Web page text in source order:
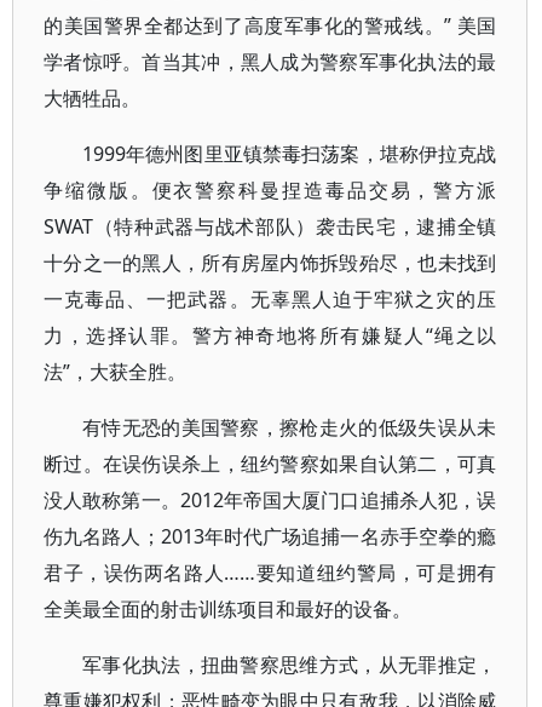
的美国警界全都达到了高度军事化的警戒线。” 美国
学者惊呼。首当其冲，黑人成为警察军事化执法的最
大牺牲品。
1999年德州图里亚镇禁毒扫荡案，堪称伊拉克战
争缩微版。便衣警察科曼捏造毒品交易，警方派
SWAT（特种武器与战术部队）袭击民宅，逮捕全镇
十分之一的黑人，所有房屋内饰拆毁殆尽，也未找到
一克毒品、一把武器。无辜黑人迫于牢狱之灾的压
力，选择认罪。警方神奇地将所有嫌疑人“绳之以
法”，大获全胜。
有恃无恐的美国警察，擦枪走火的低级失误从未
断过。在误伤误杀上，纽约警察如果自认第二，可真
没人敢称第一。2012年帝国大厦门口追捕杀人犯，误
伤九名路人；2013年时代广场追捕一名赤手空拳的瘾
君子，误伤两名路人……要知道纽约警局，可是拥有
全美最全面的射击训练项目和最好的设备。
军事化执法，扭曲警察思维方式，从无罪推定，
尊重嫌犯权利；恶性畸变为眼中只有敌我，以消除威